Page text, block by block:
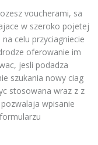
voucherami, sa
w szeroko pojetej
celu przyciagniecie
oferowanie im
jesli podadza
szukania nowy ciag
stosowana wraz z z
wpisanie